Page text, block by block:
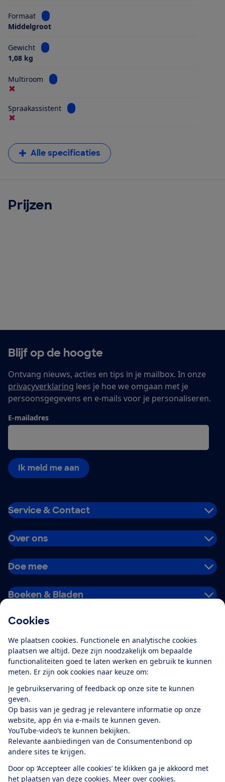
Cookies
We plaatsen cookies. Functionele en analytische cookies
plaatsen we altijd. Deze zijn noodzakelijk om bepaalde
functionaliteiten goed te laten werken en gebruik te kunnen
meten. Er zijn ook cookies naar keuze om:
Je gebruikservaring of feedback op onze site te kunnen
geven.
Op basis van je gedrag je relevantere informatie op onze
website, app én via e-mails te kunnen geven.
YouTube-video’s te kunnen bekijken.
Relevante aanbiedingen van de Consumentenbond op
andere sites te krijgen.
Door op ‘Accepteer alle cookies’ te klikken ga je akkoord met
het plaatsen van deze cookies. Meer over cookies.
Formaat
Bekijk informatie voor Formaat
Middelgroot
Gewicht
Bekijk informatie voor Gewicht
1,08 kg
Multiroom Bekijk informatie voor Multiroom
Spraakassistent Bekijk informatie voor Spraakassistent
Alle specificaties
Prijzen
Blijf op de hoogte
Ontvang nieuws, acties en tips in je mailbox. In onze
privacyverklaring lees je hoe we omgaan met je
persoonsgegevens en e-mails voor je personaliseren.
E-mailadres
Ik meld me aan
Service & Contact
Over ons
Doe mee
Boeken & Bladen
Alles over de
app
Algemene Voorwaarden
Privacyverklaring
Cookiebeleid
Privacyvoorkeuren
Toegankelijkheid
RSS-feed nieuws
Facebook
TwitterInstagram
YoutubeLinkedIn